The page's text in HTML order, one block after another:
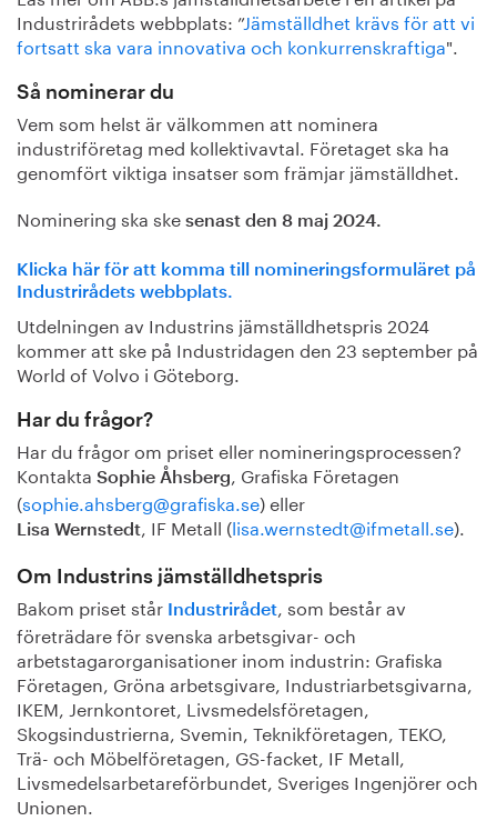
Industrirådets webbplats: ”Jämställdhet krävs för att vi
fortsatt ska vara innovativa och konkurrenskraftiga".
Så nominerar du
Vem som helst är välkommen att nominera
industriföretag med kollektivavtal. Företaget ska ha
genomfört viktiga insatser som främjar jämställdhet.
Nominering ska ske senast den 8 maj 2024.
Klicka här för att komma till nomineringsformuläret på
Industrirådets webbplats.
Utdelningen av Industrins jämställdhetspris 2024
kommer att ske på Industridagen den 23 september på
World of Volvo i Göteborg.
Har du frågor?
Har du frågor om priset eller nomineringsprocessen?
Kontakta Sophie Åhsberg, Grafiska Företagen
(sophie.ahsberg@grafiska.se) eller
Lisa Wernstedt, IF Metall (lisa.wernstedt@ifmetall.se).
Om Industrins jämställdhetspris
Bakom priset står Industrirådet, som består av
företrädare för svenska arbetsgivar- och
arbetstagarorganisationer inom industrin: Grafiska
Företagen, Gröna arbetsgivare, Industriarbetsgivarna,
IKEM, Jernkontoret, Livsmedelsföretagen,
Skogsindustrierna, Svemin, Teknikföretagen, TEKO,
Trä- och Möbelföretagen, GS-facket, IF Metall,
Livsmedelsarbetareförbundet, Sveriges Ingenjörer och
Unionen.